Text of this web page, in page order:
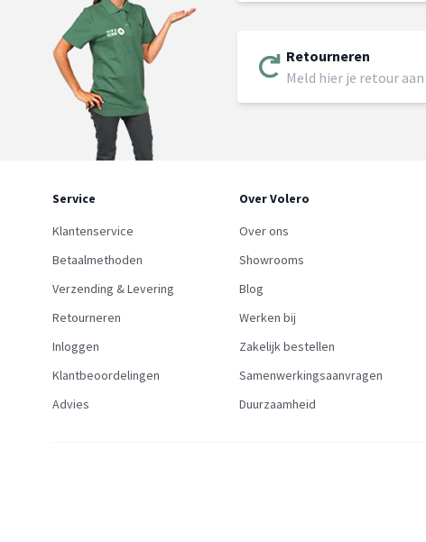
Retourneren
Meld hier je retour aan
Service
Klantenservice
Betaalmethoden
Verzending & Levering
Retourneren
Inloggen
Klantbeoordelingen
Advies
Over Volero
Over ons
Showrooms
Blog
Werken bij
Zakelijk bestellen
Samenwerkingsaanvragen
Duurzaamheid